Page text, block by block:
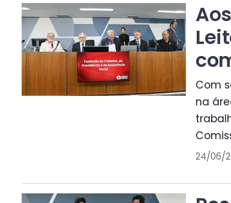
Com
na
24/06/